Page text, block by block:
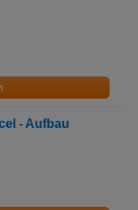
- Aufbau